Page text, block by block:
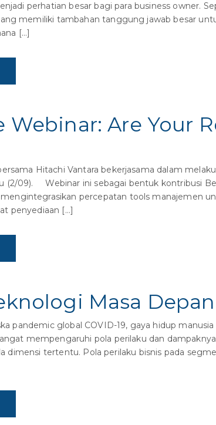
perhatian besar bagi para business owner.
memiliki tambahan tanggung jawab besar
[…]
Webinar: Are Your
Hitachi Vantara bekerjasama dalam
(2/09). Webinar ini sebagai bentuk kontribusi
percepatan tools manajemen
penyediaan […]
Masa Depan
pandemic global COVID-19, gaya hidup
mempengaruhi pola perilaku dan
dimensi tertentu. Pola perilaku bisnis pada